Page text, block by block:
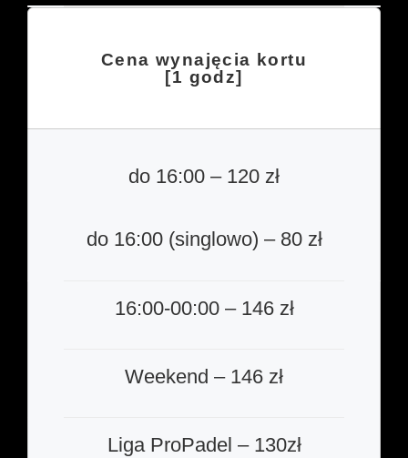
Cena wynajęcia kortu
[1 godz]
do 16:00 – 120 zł
do 16:00 (singlowo) – 80 zł
16:00-00:00 – 146 zł
Weekend – 146 zł
Liga ProPadel – 130zł